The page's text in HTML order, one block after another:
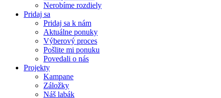
Nerobíme rozdiely
Pridaj sa
Pridaj sa k nám
Aktuálne ponuky
Výberový proces
Pošlite mi ponuku
Povedali o nás
Projekty
Kampane
Záložky
Náš labák